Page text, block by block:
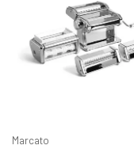
Marcato